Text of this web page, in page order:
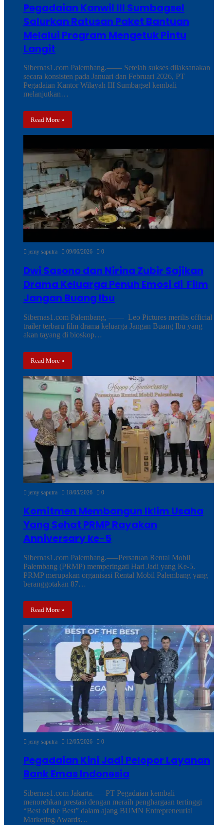
Pegadaian Kanwil III Sumbagsel
Salurkan Ratusan Paket Bantuan
Melalui Program Mengetuk Pintu
Langit
Sibernas1.com Palembang.—— Setelah sukses dilaksanakan
secara konsisten pada Januari dan Februari 2026, PT
Pegadaian Kantor Wilayah III Sumbagsel kembali
melanjutkan…
Read More »
jemy saputra 09/06/2026 0
Dwi Sasono dan Nirina Zubir Sajikan
Drama Keluarga Penuh Emosi di Film
Jangan Buang Ibu
Sibernas1.com Palembang, —— Leo Pictures merilis official
trailer terbaru film drama keluarga Jangan Buang Ibu yang
akan tayang di bioskop…
Read More »
jemy saputra 18/05/2026 0
Komitmen Membangun Iklim Usaha
Yang Sehat PRMP Rayakan
Anniversary ke-5
Sibernas1.com Palembang.—–Persatuan Rental Mobil
Palembang (PRMP) memperingati Hari Jadi yang Ke-5.
PRMP merupakan organisasi Rental Mobil Palembang yang
beranggotakan 87…
Read More »
jemy saputra 12/05/2026 0
Pegadaian Kini Jadi Pelopor Layanan
Bank Emas Indonesia
Sibernas1.com Jakarta.—–PT Pegadaian kembali
menorehkan prestasi dengan meraih penghargaan tertinggi
“Best of the Best” dalam ajang BUMN Entrepreneurial
Marketing Awards…